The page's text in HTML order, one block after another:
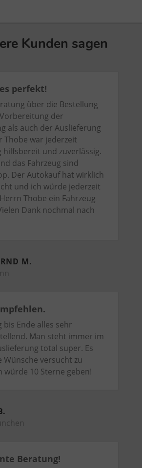
Kunden sagen
perfekt!
über die Bestellung
der
als auch der Auslieferung
Thobe war jederzeit
hilfsbereit und zuverlässig.
das Fahrzeug sind
Der Autokauf hat wirklich
und ich würde jederzeit
Thobe ein Fahrzeug
Dank nochmal nach
M.
bis Ende alles sehr
Man steht immer im
total super. Es
Wünsche versucht zu
würde 10 Sterne geben!
Beratung!